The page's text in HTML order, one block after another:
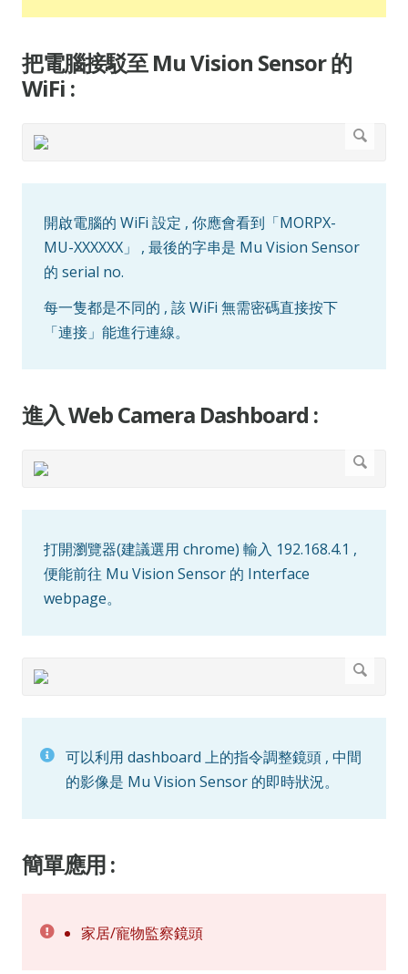
把電腦接駁至 Mu Vision Sensor 的
WiFi :
開啟電腦的 WiFi 設定 , 你應會看到「MORPX-
MU-XXXXXX」 , 最後的字串是 Mu Vision Sensor
的 serial no.
每一隻都是不同的 , 該 WiFi 無需密碼直接按下
「連接」能進行連線。
進入 Web Camera Dashboard :
打開瀏覽器(建議選用 chrome) 輸入 192.168.4.1 ,
便能前往 Mu Vision Sensor 的 Interface
webpage。
可以利用 dashboard 上的指令調整鏡頭 , 中間
的影像是 Mu Vision Sensor 的即時狀況。
簡單應用 :
家居/寵物監察鏡頭